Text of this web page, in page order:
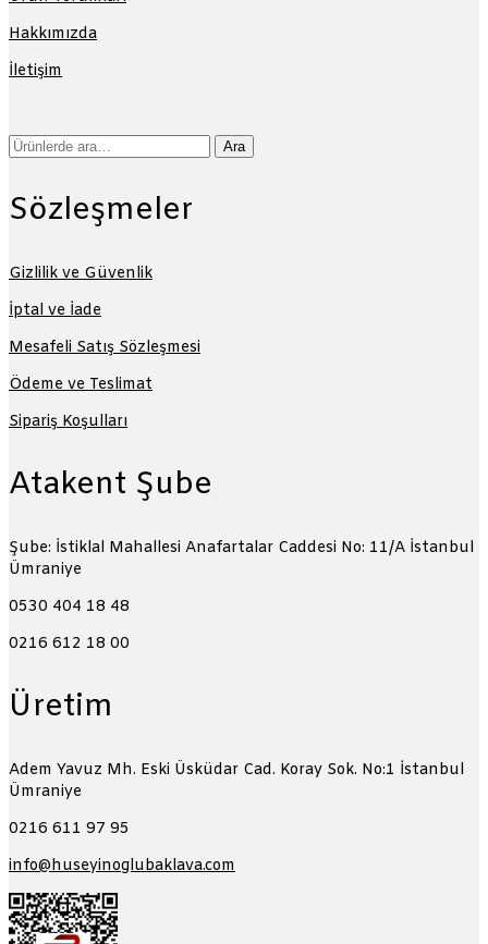
Hakkımızda
İletişim
Ara: Ara
Sözleşmeler
Gizlilik ve Güvenlik
İptal ve İade
Mesafeli Satış Sözleşmesi
Ödeme ve Teslimat
Sipariş Koşulları
Atakent Şube
Şube: İstiklal Mahallesi Anafartalar Caddesi No: 11/A İstanbul
Ümraniye
0530 404 18 48
0216 612 18 00
Üretim
Adem Yavuz Mh. Eski Üsküdar Cad. Koray Sok. No:1 İstanbul
Ümraniye
0216 611 97 95
info@huseyinoglubaklava.com